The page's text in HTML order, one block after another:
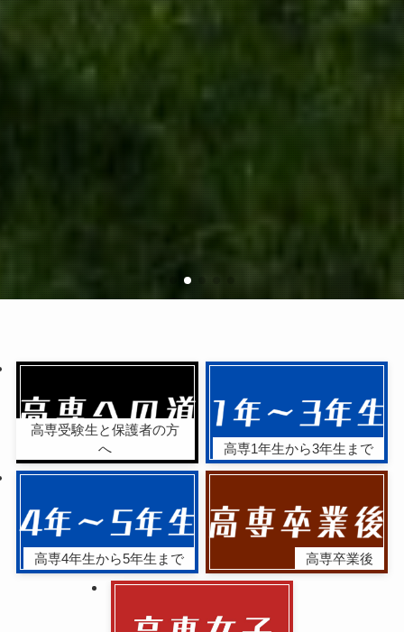
高専受験生と保護者の方
へ
高専1年生から3年生まで
高専4年生から5年生まで 高専卒業後